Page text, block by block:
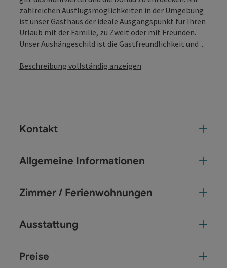
zahlreichen Ausflugsmöglichkeiten in der Umgebung
ist unser Gasthaus der ideale Ausgangspunkt für Ihren
Urlaub mit der Familie, zu Zweit oder mit Freunden.
Unser Aushängeschild ist die Gastfreundlichkeit und ...
Beschreibung vollständig anzeigen
Kontakt
Allgemeine Informationen
Zimmer / Ferienwohnungen
Ausstattung
Preise